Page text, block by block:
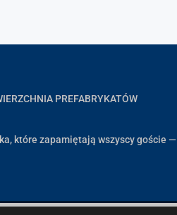
PREFABRYKATÓW
które zapamiętają wszyscy goście —